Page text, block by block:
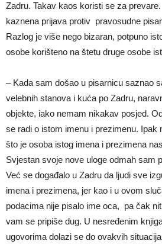
Zadru. Takav kaos koristi se za
kaznena prijava protiv pravosudne
Razlog je više nego bizaran, potpuno
osobe korišteno na štetu druge osobe
– Kada sam došao u pisarnicu saznao
velebnih stanova i kuća po Zadru,
objekte, iako nemam nikakav posjed.
se radi o istom imenu i prezimenu. Ipak
što je osoba istog imena i prezimena
Svjestan svoje nove uloge odmah sam
Već se događalo u Zadru da ljudi sve
imena i prezimena, jer kao i u ovom
podacima nije pisalo ime oca, pa čak
vam se pripiše dug. U nesređenim
ugovorima dolazi se do ovakvih